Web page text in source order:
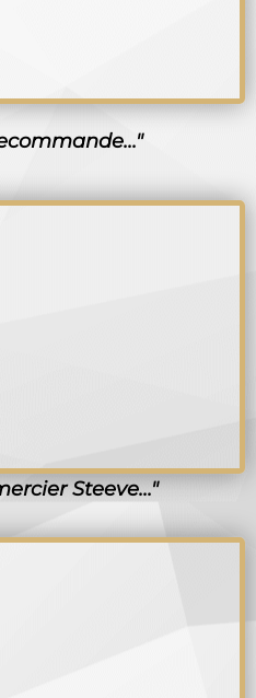
Steeve..."